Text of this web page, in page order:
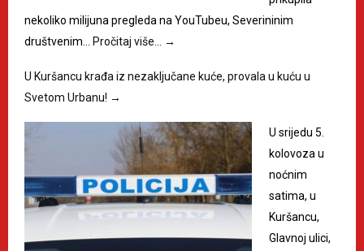
nekoliko milijuna pregleda na YouTubeu, Severininim
društvenim… Pročitaj više… →
U Kuršancu krađa iz nezaključane kuće, provala u kuću u
Svetom Urbanu! →
U srijedu 5.
kolovoza u
noćnim
satima, u
Kuršancu,
Glavnoj ulici,